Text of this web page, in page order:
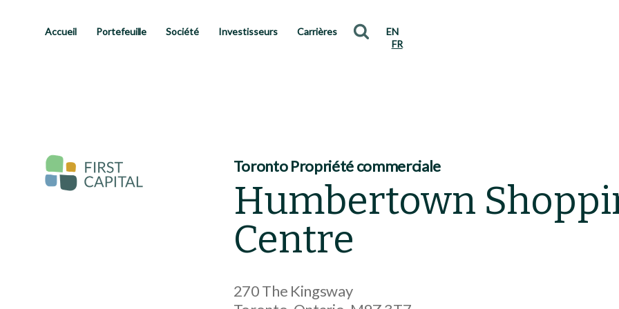
Accueil Portefeuille Société Investisseurs Carrières
EN
FR
Toronto Propriété commerciale
Humbertown
Centre
270 The Kingsway